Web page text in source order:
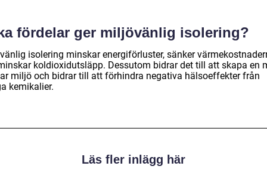
fördelar ger miljövänlig isolering?
isolering minskar energiförluster, sänker
koldioxidutsläpp. Dessutom bidrar det till att skapa en
miljö och bidrar till att förhindra negativa hälsoeffekter från
kemikalier.
Läs fler inlägg här